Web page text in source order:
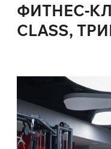
ФИТНЕС-
CLASS,